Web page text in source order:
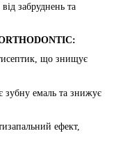
забруднень та
що знищує
емаль та знижує
ефект,